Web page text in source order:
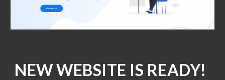
NEW WEBSITE IS READY!